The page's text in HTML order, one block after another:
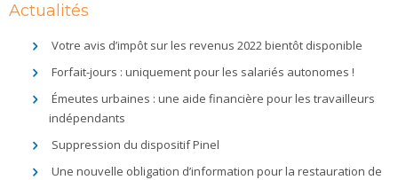
Actualités
Votre avis d’impôt sur les revenus 2022 bientôt disponible
Forfait-jours : uniquement pour les salariés autonomes !
Émeutes urbaines : une aide financière pour les travailleurs
indépendants
Suppression du dispositif Pinel
Une nouvelle obligation d’information pour la restauration de